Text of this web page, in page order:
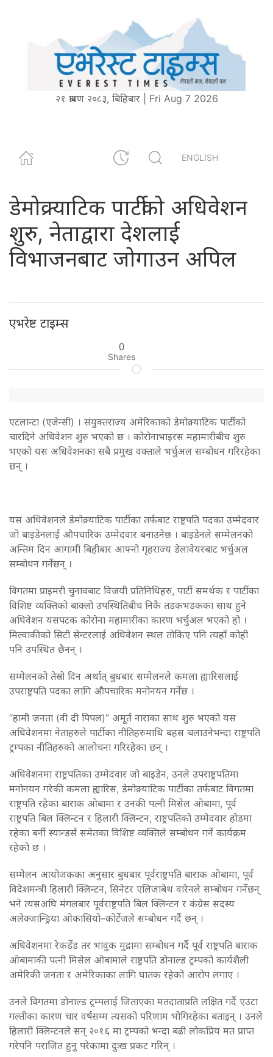
२१ श्रावण २०८३, बिहिबार | Fri Aug 7 2026
ENGLISH
डेमोक्र्याटिक पार्टीको अधिवेशन
शुरु, नेताद्वारा देशलाई
विभाजनबाट जोगाउन अपिल
एभरेष्ट टाइम्स
0
Shares
एटलान्टा (एजेन्सी) । संयुक्तराज्य अमेरिकाको डेमोक्र्याटिक पार्टीको
चारदिने अधिवेशन शुरु भएको छ । कोरोनाभाइरस महामारीबीच शुरु
भएको यस अधिवेशनका सबै प्रमुख वक्ताले भर्चुअल सम्बोधन गरिरहेका
छन् ।
यस अधिवेशनले डेमोक्र्याटिक पार्टीका तर्फबाट राष्ट्रपति पदका उम्मेदवार
जो बाइडेनलाई औपचारिक उम्मेदवार बनाउनेछ । बाइडेनले सम्मेलनको
अन्तिम दिन आगामी बिहीबार आफ्नो गृहराज्य डेलावेयरबाट भर्चुअल
सम्बोधन गर्नेछन् ।
विगतमा प्राइमरी चुनावबाट विजयी प्रतिनिधिहरु, पार्टी समर्थक र पार्टीका
विशिष्ट व्यक्तिको बाक्लो उपस्थितिबीच निकै तडकभडकका साथ हुने
अधिवेशन यसपटक कोरोना महामारीका कारण भर्चुअल भएको हो ।
मिल्वाकीको सिटी सेन्टरलाई अधिवेशन स्थल तोकिए पनि त्यहाँ कोही
पनि उपस्थित छैनन् ।
सम्मेलनको तेस्रो दिन अर्थात् बुधबार सम्मेलनले कमला ह्यारिसलाई
उपराष्ट्रपति पदका लागि औपचारिक मनोनयन गर्नेछ ।
“हामी जनता (वी दी पिपल)” अमूर्त नाराका साथ शुरु भएको यस
अधिवेशनमा नेताहरुले पार्टीका नीतिहरुमाथि बहस चलाउनेभन्दा राष्ट्रपति
ट्रम्पका नीतिहरुको आलोचना गरिरहेका छन् ।
अधिवेशनमा राष्ट्रपतिका उम्मेदवार जो बाइडेन, उनले उपराष्ट्रपतिमा
मनोनयन गरेकी कमला ह्यारिस, डेमोक्र्याटिक पार्टीका तर्फबाट विगतमा
राष्ट्रपति रहेका बाराक ओबामा र उनकी पत्नी मिसेल ओबामा, पूर्व
राष्ट्रपति बिल क्लिन्टन र हिलारी क्लिन्टन, राष्ट्रपतिको उम्मेदवार होडमा
रहेका बर्नी स्यान्डर्स समेतका विशिष्ट व्यक्तिले सम्बोधन गर्ने कार्यक्रम
रहेको छ ।
सम्मेलन आयोजकका अनुसार बुधबार पूर्वराष्ट्रपति बाराक ओबामा, पूर्व
विदेशमन्त्री हिलारी क्लिन्टन, सिनेटर एलिजाबेथ वारेनले सम्बोधन गर्नेछन्
भने त्यसअघि मंगलबार पूर्वराष्ट्रपति बिल क्लिन्टन र कंग्रेस सदस्य
अलेक्जान्ड्रिया ओकासियो–कोर्टेजले सम्बोधन गर्दै छन् ।
अधिवेशनमा रेकर्डेड तर भावुक मुद्रामा सम्बोधन गर्दै पूर्व राष्ट्रपति बाराक
ओबामाकी पत्नी मिसेल ओबामाले राष्ट्रपति डोनाल्ड ट्रम्पको कार्यशैली
अमेरिकी जनता र अमेरिकाका लागि घातक रहेको आरोप लगाए ।
उनले विगतमा डोनाल्ड ट्रम्पलाई जिताएका मतदाताप्रति लक्षित गर्दै एउटा
गल्तीका कारण चार वर्षसम्म त्यसको परिणाम भोगिरहेका बताइन् । उनले
हिलारी क्लिन्टनले सन् २०१६ मा ट्रम्पको भन्दा बढी लोकप्रिय मत प्राप्त
गरेपनि पराजित हुनु परेकामा दुःख प्रकट गरिन् ।